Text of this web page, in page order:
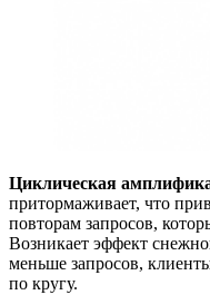
Циклическая
притормаживает, что
повторам запросов,
Возникает эффект
меньше запросов,
по кругу.